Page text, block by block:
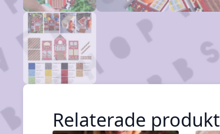
Relaterade